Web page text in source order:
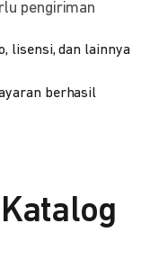
pengiriman
lisensi, dan lainnya
berhasil